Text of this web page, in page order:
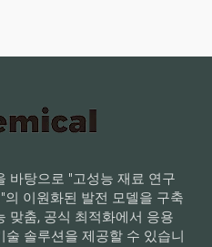
바탕으로 "고성능 재료 연구
이원화된 발전 모델을 구축
맞춤, 공식 최적화에서 응용
솔루션을 제공할 수 있습니